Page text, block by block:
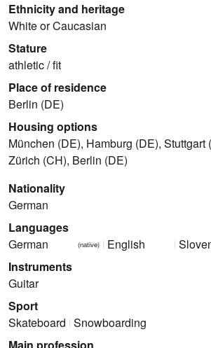
Ethnicity and heritage
White or Caucasian
Stature
athletic / fit
Place of residence
Berlin (DE)
Housing options
München (DE), Hamburg (DE), Stuttgart
Zürich (CH), Berlin (DE)
Nationality
German
Languages
German
(native) English
Instruments
Guitar
Sport
Skateboard Snowboarding